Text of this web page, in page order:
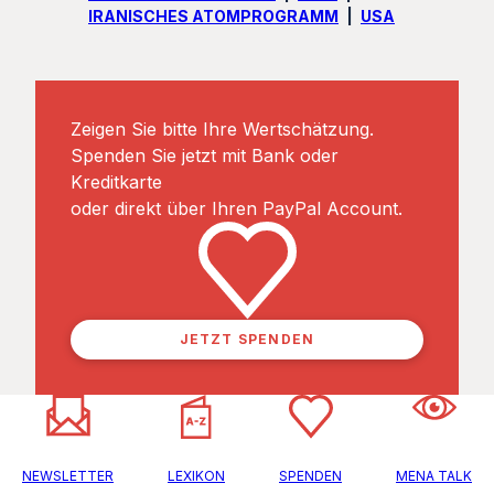
IRANISCHES ATOMPROGRAMM
USA
Zeigen Sie bitte Ihre Wertschätzung.
Spenden Sie jetzt mit Bank oder
Kreditkarte
oder direkt über Ihren PayPal Account.
JETZT SPENDEN
NEWSLETTER LEXIKON SPENDEN MENA TALK